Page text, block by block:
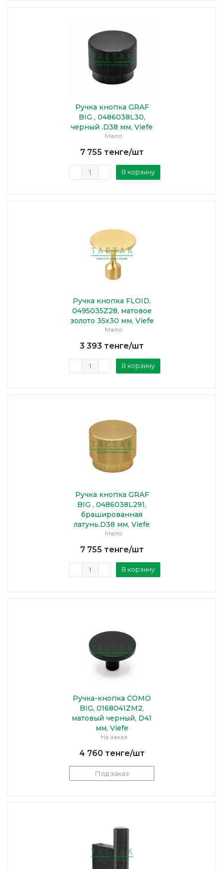
Ручка кнопка GRAF
BIG , 0486038L30,
черный .D38 мм, Viefe
Мало
7 755 тенге/шт
В корзину
Ручка кнопка FLOID,
0495035Z28, матовое
золото 35х30 мм, Viefe
Мало
3 393 тенге/шт
В корзину
Ручка кнопка GRAF
BIG , 0486038L291,
брашированная
латунь.D38 мм, Viefe
Мало
7 755 тенге/шт
В корзину
Ручка-кнопка COMO
BIG, 0168041ZM2,
матовый черный, D41
мм, Viefe
На заказ
4 760 тенге/шт
Под заказ